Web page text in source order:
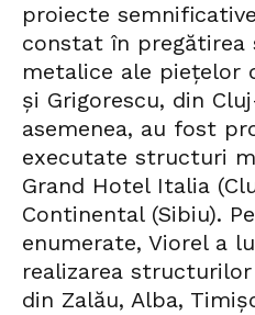
proiecte
constat în
metalice ale piețelor
și Grigorescu, din
asemenea, au fost
executate structuri
Grand Hotel Italia
Continental (Sibiu).
enumerate, Viorel a
realizarea
din Zalău, Alba,